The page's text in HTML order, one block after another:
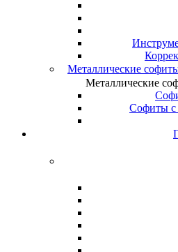
Металлические
Металлические
Софиты с